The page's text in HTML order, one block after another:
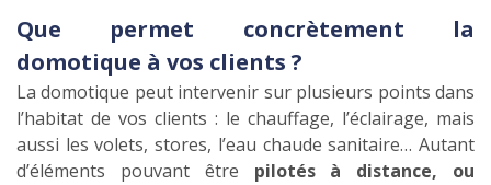
Que permet concrètement la
domotique à vos clients ?
La domotique peut intervenir sur plusieurs points dans
l’habitat de vos clients : le chauffage, l’éclairage, mais
aussi les volets, stores, l’eau chaude sanitaire… Autant
d’éléments pouvant être pilotés à distance, ou